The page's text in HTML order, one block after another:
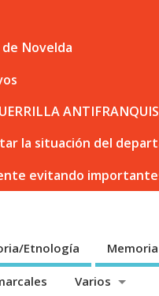
Novelda
la situación del
evitando
Etnología
Varios